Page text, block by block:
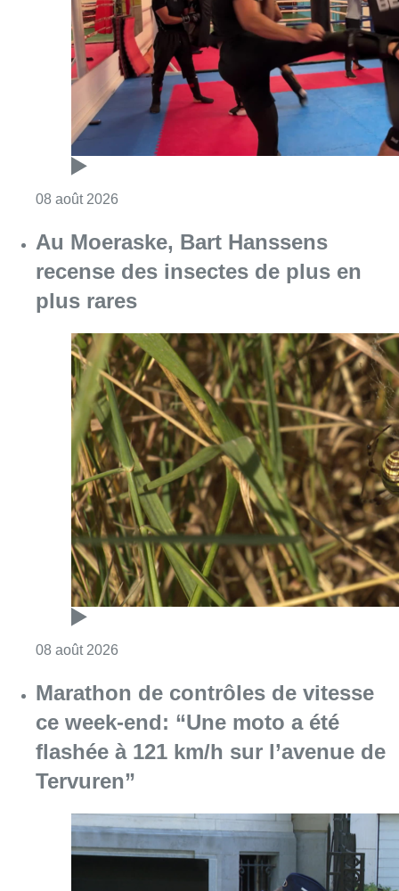
08 août 2026
Au Moeraske, Bart Hanssens
recense des insectes de plus en
plus rares
08 août 2026
Marathon de contrôles de vitesse
ce week-end: “Une moto a été
flashée à 121 km/h sur l’avenue de
Tervuren”